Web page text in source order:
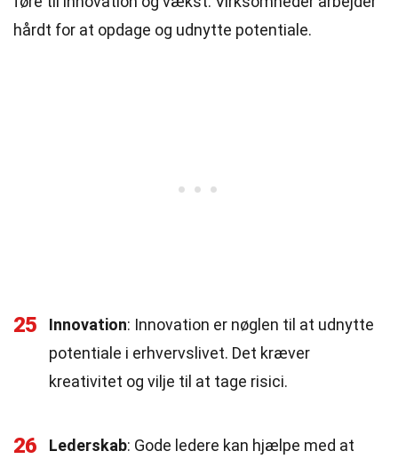
hårdt for at opdage og udnytte potentiale.
25 Innovation: Innovation er nøglen til at udnytte
potentiale i erhvervslivet. Det kræver
kreativitet og vilje til at tage risici.
26 Lederskab: Gode ledere kan hjælpe med at